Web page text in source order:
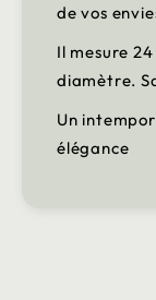
de vos
Il mesure
diamètre.
Un
élégance